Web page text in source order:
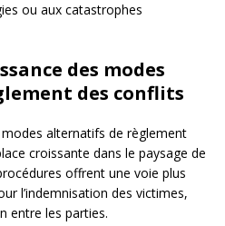
ou aux catastrophes
des modes
des conflits
alternatifs de règlement
croissante dans le paysage de
offrent une voie plus
l’indemnisation des victimes,
entre les parties.